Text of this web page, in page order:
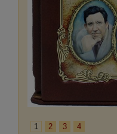
1 2 3 4